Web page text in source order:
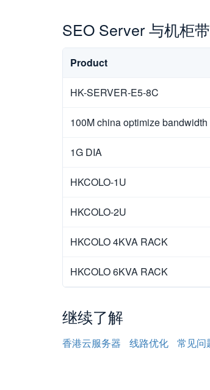
SEO Server 与机柜
Product
HK-SERVER-E5-8C
100M china optimize bandwidth
1G DIA
HKCOLO-1U
HKCOLO-2U
HKCOLO 4KVA RACK
HKCOLO 6KVA RACK
继续了解
香港云服务器 线路优化 常见问